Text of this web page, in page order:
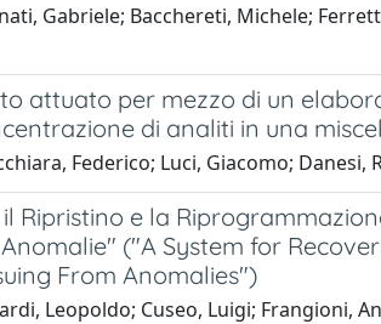
Gabriele; Bacchereti, Michele;
attuato per mezzo di un
di analiti in una
Federico; Luci, Giacomo; Danesi,
Ripristino e la
("A System for
From Anomalies")
Leopoldo; Cuseo, Luigi; Frangioni,